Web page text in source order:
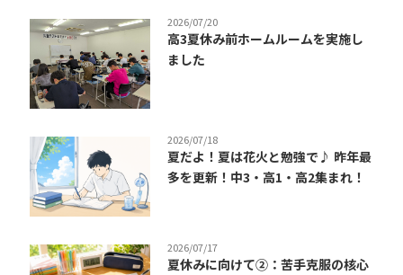
2026/07/20
高3夏休み前ホームルームを実施し
ました
2026/07/18
夏だよ！夏は花火と勉強で♪ 昨年最
多を更新！中3・高1・高2集まれ！
2026/07/17
夏休みに向けて②：苦手克服の核心